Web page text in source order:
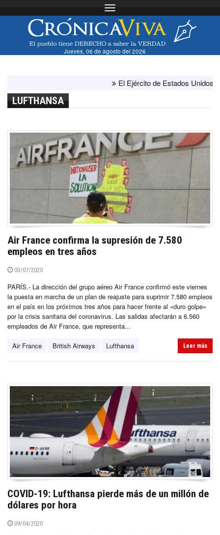
Toggle navigation
Jueves, 06 de agosto del 2026
El Ejército de Estados Unidos ha
LUFTHANSA
Air France confirma la supresión de 7.580
empleos en tres años
03/07/2020
PARÍS.- La dirección del grupo aéreo Air France confirmó este viernes
la puesta en marcha de un plan de reajuste para suprimir 7.580 empleos
en el país en los próximos tres años para hacer frente al «duro golpe»
por la crisis sanitaria del coronavirus. Las salidas afectarán a 6.560
empleados de Air France, que representa...
Air France British Airways Lufthansa Leer más
COVID-19: Lufthansa pierde más de un millón de
dólares por hora
09/04/2020